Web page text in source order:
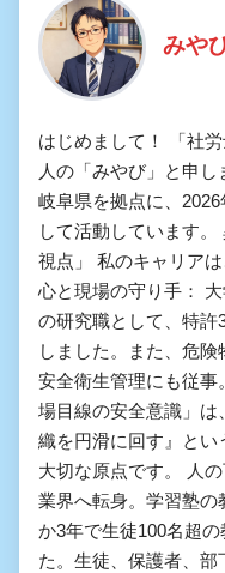
みや
はじめまして！ 「社
人の「みやび」と申し
岐阜県を拠点に、
して活動しています
視点」 私のキャリア
心と現場の守り手：
の研究職として、特
しました。また、危
安全衛生管理にも従事
場目線の安全意識」は
織を円滑に回す』とい
大切な原点です。 人
業界へ転身。学習塾
か3年で生徒100名超
た。生徒、保護者、